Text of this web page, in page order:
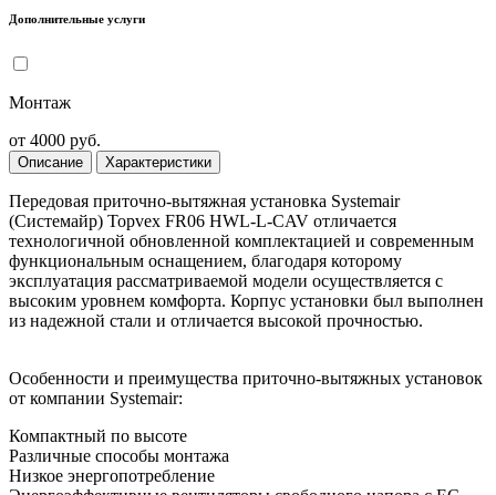
Дополнительные услуги
Монтаж
от 4000 руб.
Описание Характеристики
Передовая приточно-вытяжная установка Systemair
(Системайр) Topvex FR06 HWL-L-CAV отличается
технологичной обновленной комплектацией и современным
функциональным оснащением, благодаря которому
эксплуатация рассматриваемой модели осуществляется с
высоким уровнем комфорта. Корпус установки был выполнен
из надежной стали и отличается высокой прочностью.
Особенности и преимущества приточно-вытяжных установок
от компании Systemair:
Компактный по высоте
Различные способы монтажа
Низкое энергопотребление